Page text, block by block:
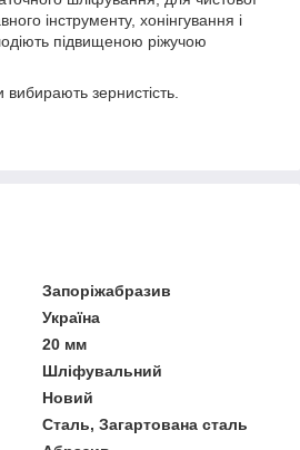
інструменту, хонінгування і
підвищеною ріжучою
вибирають зернистість.
Запоріжабразив
Україна
20 мм
Шліфувальний
Новий
Сталь, Загартована сталь